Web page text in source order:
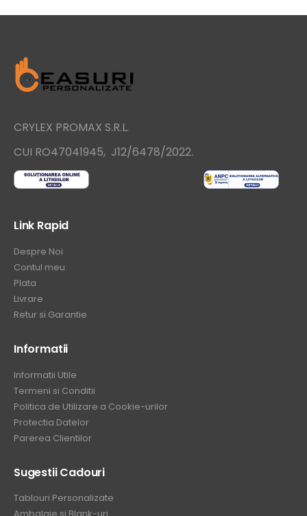
CRYLEX PROMAX S.R.L.
CUI RO47041945, J12/6478/2022.
Link Rapid
Despre Noi
Contul meu
Plata
Livrare
Retur si Garantie
Informatii
Informatii Utile
Termeni si Conditii
Politica de Utilizare a Cookie-urilor
Protectia Datelor
Parerea Clientilor
Sugestii Cadouri
Tablouri Personalizate